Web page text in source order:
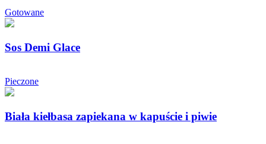
Gotowane
Sos Demi Glace
Pieczone
Biała kiełbasa zapiekana w kapuście i piwie